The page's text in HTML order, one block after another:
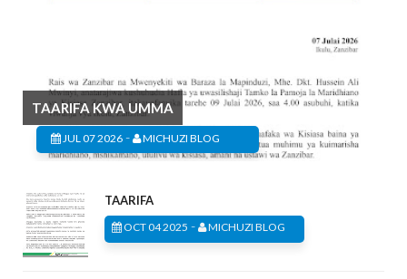
TAARIFA KWA UMMA
JUL 07 2026 - MICHUZI BLOG
TAARIFA
OCT 04 2025 - MICHUZI BLOG